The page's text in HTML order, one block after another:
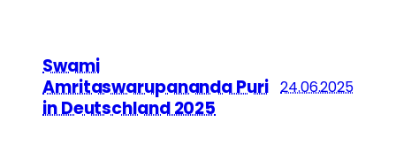
Swami
Amritaswarupananda Puri
in Deutschland 2025
24.06.2025